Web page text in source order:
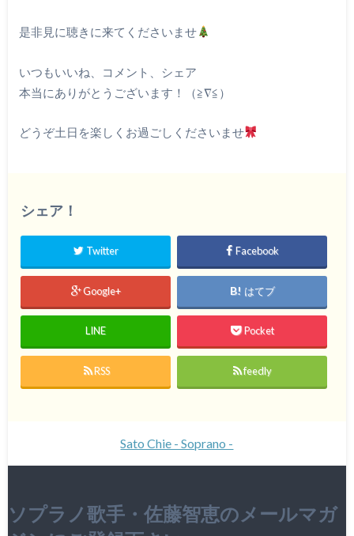
是非見に聴きに来てくださいませ
いつもいいね、コメント、シェア
本当にありがとうございます！（≧∇≦）
どうぞ土日を楽しくお過ごしくださいませ
シェア！
Twitter Facebook
Google+ はてブ
LINE Pocket
RSS feedly
Sato Chie - Soprano -
ソプラノ歌手・佐藤智恵のメールマガ